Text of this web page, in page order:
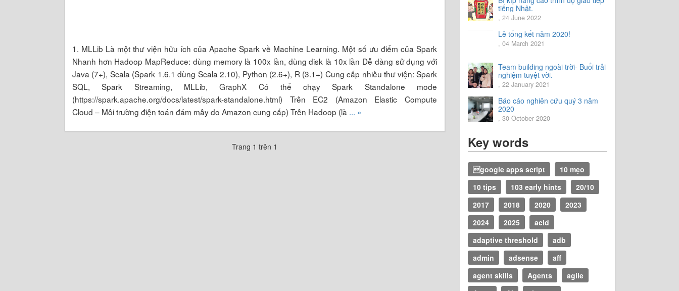
1. MLLib Là một thư viện hữu ích của Apache Spark về Machine Learning. Một số ưu điểm của Spark
Nhanh hơn Hadoop MapReduce: dùng memory là 100x lần, dùng disk là 10x lần Dễ dàng sử dụng với
Java (7+), Scala (Spark 1.6.1 dùng Scala 2.10), Python (2.6+), R (3.1+) Cung cấp nhiều thư viện: Spark
SQL, Spark Streaming, MLLib, GraphX Có thể chạy Spark Standalone mode
(https://spark.apache.org/docs/latest/spark-standalone.html) Trên EC2 (Amazon Elastic Compute
Cloud – Môi trường điện toán đám mây do Amazon cung cấp) Trên Hadoop (là ... »
Trang 1 trên 1
tiếng Nhật.
, 24 June 2022
Lễ tổng kết năm 2020!
, 04 March 2021
Team building ngoài trời- Buổi trải
nghiệm tuyệt vời.
, 22 January 2021
Báo cáo nghiên cứu quý 3 năm
2020
, 30 October 2020
Key words
google apps script
10 mẹo
10 tips
103 early hints
20/10
2017
2018 2020
2023
2024
2025
acid
adaptive threshold
adb
admin
adsense
aff
agent skills
Agents
agile